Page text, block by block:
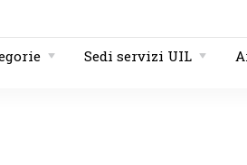
Sedi servizi UIL